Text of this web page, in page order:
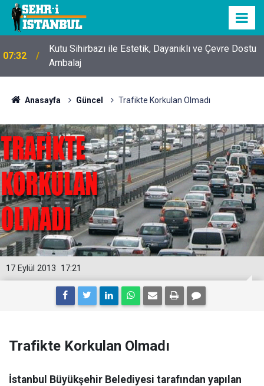
07:32
Kutu Sihirbazı ile Estetik, Dayanıklı ve Çevre Dostu
Ambalaj
Anasayfa Güncel Trafikte Korkulan Olmadı
17:21
17 Eylül 2013
Trafikte Korkulan Olmadı
İstanbul Büyükşehir Belediyesi tarafından yapılan